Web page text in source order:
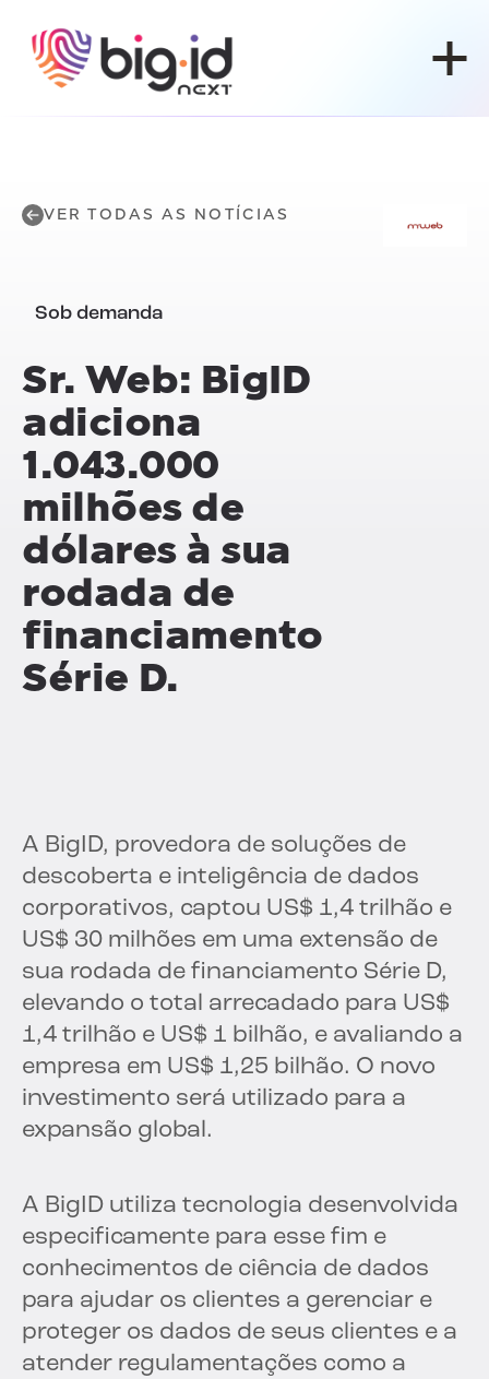
VER TODAS AS NOTÍCIAS
Sob demanda
Sr. Web: BigID
adiciona
1.043.000
milhões de
dólares à sua
rodada de
financiamento
Série D.
A BigID, provedora de soluções de
descoberta e inteligência de dados
corporativos, captou US$ 1,4 trilhão e
US$ 30 milhões em uma extensão de
sua rodada de financiamento Série D,
elevando o total arrecadado para US$
1,4 trilhão e US$ 1 bilhão, e avaliando a
empresa em US$ 1,25 bilhão. O novo
investimento será utilizado para a
expansão global.
A BigID utiliza tecnologia desenvolvida
especificamente para esse fim e
conhecimentos de ciência de dados
para ajudar os clientes a gerenciar e
proteger os dados de seus clientes e a
atender regulamentações como a